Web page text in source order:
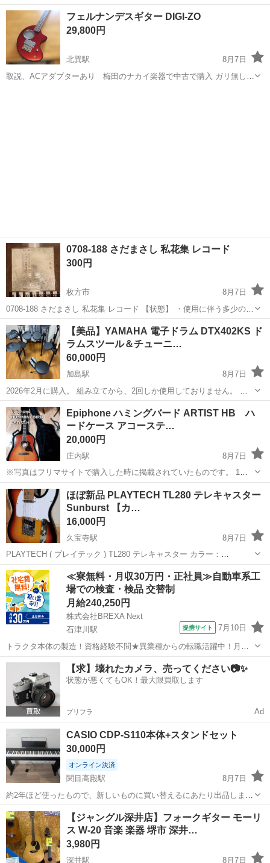
歳以上となっております！ 取引は住吉大社駅での引き取りをよろしく
お願いいたします！
大阪 大阪市 住吉大社駅 打楽器、ドラム
フェルナンデスギター DIGI-ZO
29,800円
北巽駅
8月7日
取説、ACアダプターあり 梅田のナカイ楽器で中古で購入 ガリ無し
0708-188 さだまさし 私花集 レコード
300円
枚方市
8月7日
0708-188 さだまさし 私花集 レコード 【状態】 ・使用に伴う多少のス
レ、キズ、落としきれない汚れなどございます ・詳細は現地でご確認
ください ・お値引きは出来かねますのでご了承願います ※中古品...
大阪 枚方市 その他 さだまさし
【美品】YAMAHA 電子ドラム DTX402KS ド
ラムスツール＆チューニ…
60,000円
加島駅
8月7日
2026年2月に購入。 組み立てから、2回しか使用しておりません。 取
りに来ていただける方を優先させていただきます。 よろしくお願いし
ます。
大阪 大阪市 打楽器、ドラム
Epiphone ハミングバード ARTIST HB ハ
ードケース アコーステ…
20,000円
庄内駅
8月7日
※写真はフリマサイトで購入した時に掲載されていたものです。 1年
半前にフリマサイトで購入しました。あれから２〜3回は触っています
が、それ以外はハードケースの中で保管していました。 弦の交換をオ
ススメ致します。 即日対...
大阪 豊中市 庄内駅
ほぼ新品 PLAYTECH TL280 テレキャスター
Sunburst 【カ…
16,000円
久宝寺駅
8月7日
PLAYTECH ( プレイテック ) TL280 テレキャスター カラー：
Sunburst(サンバースト) カーボナイズド・メイプルネック *ギタースタ
ンドは付属しません。 他にもギターの投稿しております。 新品購入
し、...
大阪 八尾市 久宝寺駅 弦楽器、ギター PLAYTECH
≪寮無料・月収30万円・正社員≫自動車系工
場での検査・検品 交替制
月給240,250円
株式会社BREXA Next
石津川駅
提携サイト 7月10日
トラクタ本体の製造！資格経験不問★異業種からの転職活躍中！月収
例29万円以上！生活支援物資事前対応可◎即日入寮OK！寮費はずっと
無料＆備品付き1R寮完備！赴任旅費会社負担！工場まで無料送迎あり
◎《大阪府堺市》 人気の工場の...
大阪 堺市 石津川駅
【求】壊れたカメラ、売ってください📷✨
状態が悪くてもOK！最大限買取します
プリフラ Ad
CASIO CDP-S110本体+スタンドセット
30,000円
オンライン決済
関目高殿駅
8月7日
約2年ほど使ったもので、新しいものに買い替えるにあたり出品しま
す。 本体は大きく目立った傷はないですが、若干の使用感はあると思
います。 スタンドの方は所々傷があります。 出品内容は以下のとおり
です。 ・CDP-S11...
大阪 大阪市 関目高殿駅 鍵盤楽器、ピアノ
【ジャングル深井店】フォークギター モーリ
ス W-20 音楽 楽器 堺市 深井…
3,980円
深井駅 8月7日